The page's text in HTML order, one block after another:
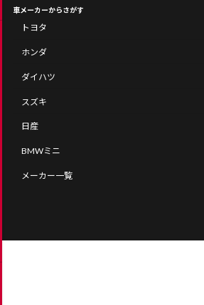
車メーカーからさがす
トヨタ
ホンダ
ダイハツ
スズキ
日産
BMWミニ
メーカー一覧